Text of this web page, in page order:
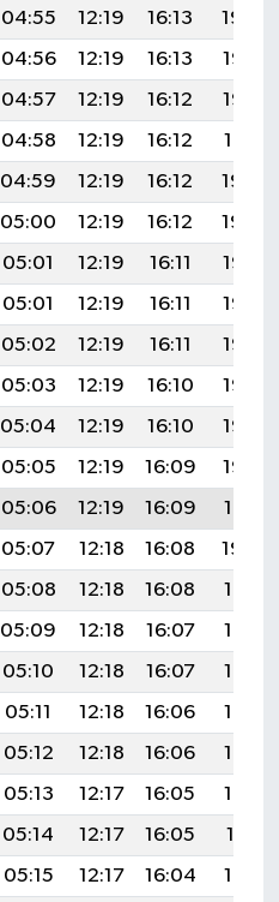
04:55 12:19 16:13
19:34
04:56 12:19 16:13
19:33
04:57 12:19 16:12
19:32
04:58 12:19 16:12
19:31
04:59 12:19 16:12
19:30
05:00 12:19 16:12
19:29
05:01 12:19 16:11
19:28
05:01 12:19 16:11
19:27
05:02 12:19 16:11
19:26
05:03 12:19 16:10
19:25
05:04 12:19 16:10
19:23
05:05 12:19 16:09
19:22
05:06 12:19 16:09
19:21
05:07 12:18 16:08
19:20
05:08 12:18 16:08
19:19
05:09 12:18 16:07
19:17
05:10 12:18 16:07
19:16
05:11 12:18 16:06
19:15
05:12 12:18 16:06
19:14
05:13 12:17 16:05
19:12
05:14 12:17 16:05
19:11
05:15 12:17 16:04
19:10